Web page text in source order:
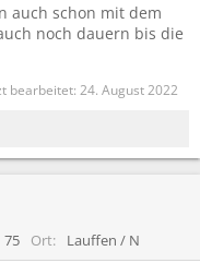
auch schon mit dem
noch dauern bis die
bearbeitet: 24. August 2022
75 Ort Lauffen / N